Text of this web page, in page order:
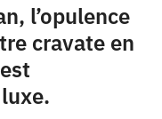
l’opulence
cravate en